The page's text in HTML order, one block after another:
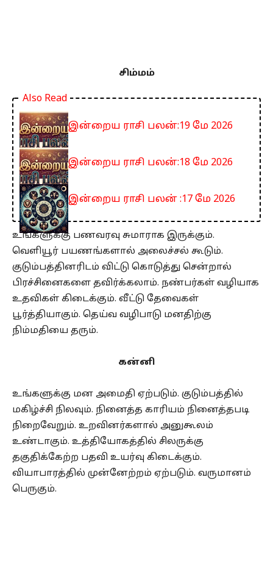
சிம்மம்
Also Read
இன்றைய ராசி பலன்:19 மே 2026
இன்றைய ராசி பலன்:18 மே 2026
இன்றைய ராசி பலன் :17 மே 2026
உங்களுக்கு பணவரவு சுமாராக இருக்கும்.
வெளியூர் பயணங்களால் அலைச்சல் கூடும்.
குடும்பத்தினரிடம் விட்டு கொடுத்து சென்றால்
பிரச்சினைகளை தவிர்க்கலாம். நண்பர்கள் வழியாக
உதவிகள் கிடைக்கும். வீட்டு தேவைகள்
பூர்த்தியாகும். தெய்வ வழிபாடு மனதிற்கு
நிம்மதியை தரும்.
கன்னி
உங்களுக்கு மன அமைதி ஏற்படும். குடும்பத்தில்
மகிழ்ச்சி நிலவும். நினைத்த காரியம் நினைத்தபடி
நிறைவேறும். உறவினர்களால் அனுகூலம்
உண்டாகும். உத்தியோகத்தில் சிலருக்கு
தகுதிக்கேற்ற பதவி உயர்வு கிடைக்கும்.
வியாபாரத்தில் முன்னேற்றம் ஏற்படும். வருமானம்
பெருகும்.